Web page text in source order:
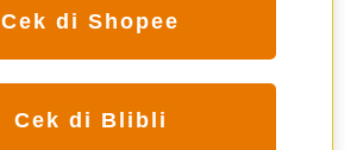
Cek di Shopee
Cek di Blibli